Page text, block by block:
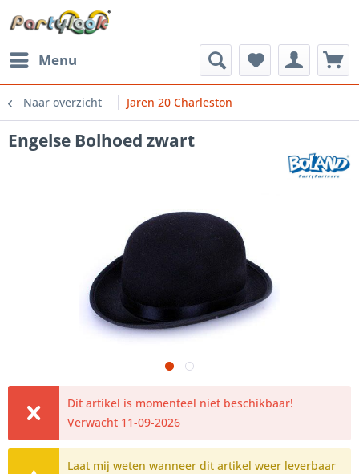
Menu
Naar overzicht Jaren 20 Charleston
Engelse Bolhoed zwart
Dit artikel is momenteel niet beschikbaar!
Verwacht 11-09-2026
Laat mij weten wanneer dit artikel weer leverbaar